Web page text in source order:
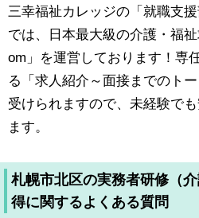
三幸福祉カレッジの「就職支
では、日本最大級の介護・福
om」を運営しております！専
る「求人紹介～面接までのト
受けられますので、未経験で
ます。
札幌市北区の実務者研修（
得に関するよくある質問